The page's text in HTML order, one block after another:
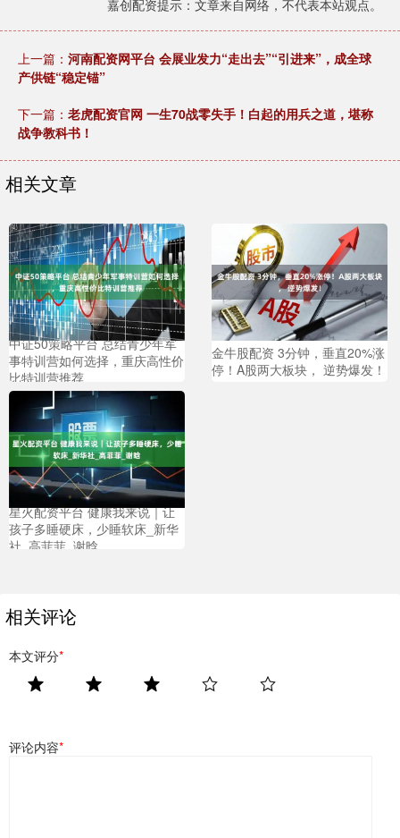
嘉创配资提示：文章来自网络，不代表本站观点。
上一篇： 河南配资网平台 会展业发力“走出去”“引进来”，成全球
产供链“稳定锚”
下一篇： 老虎配资官网 一生70战零失手！白起的用兵之道，堪称
战争教科书！
相关文章
中证50策略平台 总结青少年军
事特训营如何选择，重庆高性价
比特训营推荐
金牛股配资 3分钟，垂直20%涨
停！A股两大板块， 逆势爆发！
星火配资平台 健康我来说｜让
孩子多睡硬床，少睡软床_新华
社_高菲菲_谢晗
相关评论
本文评分*
评论内容*